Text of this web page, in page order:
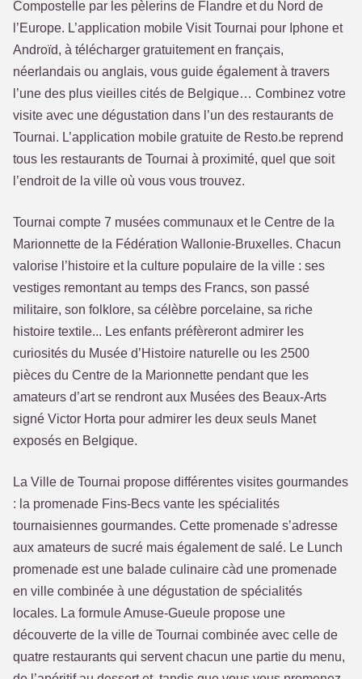
Compostelle par les pèlerins de Flandre et du Nord de
l’Europe. L’application mobile Visit Tournai pour Iphone et
Androïd, à télécharger gratuitement en français,
néerlandais ou anglais, vous guide également à travers
l’une des plus vieilles cités de Belgique… Combinez votre
visite avec une dégustation dans l’un des restaurants de
Tournai. L’application mobile gratuite de Resto.be reprend
tous les restaurants de Tournai à proximité, quel que soit
l’endroit de la ville où vous vous trouvez.
Tournai compte 7 musées communaux et le Centre de la
Marionnette de la Fédération Wallonie-Bruxelles. Chacun
valorise l’histoire et la culture populaire de la ville : ses
vestiges remontant au temps des Francs, son passé
militaire, son folklore, sa célèbre porcelaine, sa riche
histoire textile... Les enfants préfèreront admirer les
curiosités du Musée d’Histoire naturelle ou les 2500
pièces du Centre de la Marionnette pendant que les
amateurs d’art se rendront aux Musées des Beaux-Arts
signé Victor Horta pour admirer les deux seuls Manet
exposés en Belgique.
La Ville de Tournai propose différentes visites gourmandes
: la promenade Fins-Becs vante les spécialités
tournaisiennes gourmandes. Cette promenade s’adresse
aux amateurs de sucré mais également de salé. Le Lunch
promenade est une balade culinaire càd une promenade
en ville combinée à une dégustation de spécialités
locales. La formule Amuse-Gueule propose une
découverte de la ville de Tournai combinée avec celle de
quatre restaurants qui servent chacun une partie du menu,